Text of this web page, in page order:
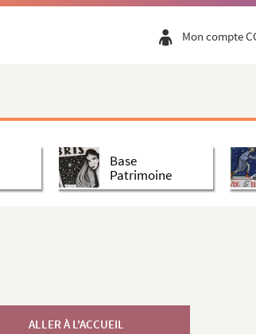
Mon compte
Base
Patrimoine
ALLER À L'ACCUEIL